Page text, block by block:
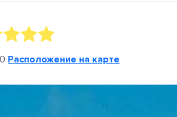
Расположение на карте